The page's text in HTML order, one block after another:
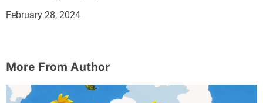
February 28, 2024
More From Author